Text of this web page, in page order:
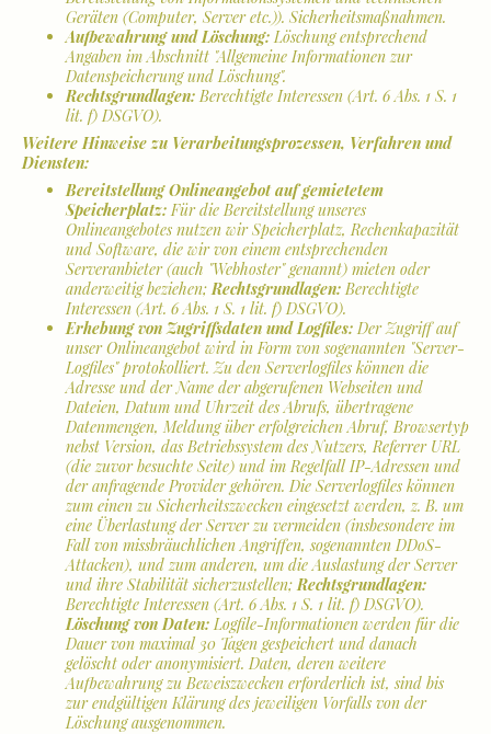
Geräten (Computer, Server etc.)). Sicherheitsmaßnahmen.
Aufbewahrung und Löschung: Löschung entsprechend
Angaben im Abschnitt "Allgemeine Informationen zur
Datenspeicherung und Löschung".
Rechtsgrundlagen: Berechtigte Interessen (Art. 6 Abs. 1 S. 1
lit. f) DSGVO).
Weitere Hinweise zu Verarbeitungsprozessen, Verfahren und
Diensten:
Bereitstellung Onlineangebot auf gemietetem
Speicherplatz: Für die Bereitstellung unseres
Onlineangebotes nutzen wir Speicherplatz, Rechenkapazität
und Software, die wir von einem entsprechenden
Serveranbieter (auch "Webhoster" genannt) mieten oder
anderweitig beziehen; Rechtsgrundlagen: Berechtigte
Interessen (Art. 6 Abs. 1 S. 1 lit. f) DSGVO).
Erhebung von Zugriffsdaten und Logfiles: Der Zugriff auf
unser Onlineangebot wird in Form von sogenannten "Server-
Logfiles" protokolliert. Zu den Serverlogfiles können die
Adresse und der Name der abgerufenen Webseiten und
Dateien, Datum und Uhrzeit des Abrufs, übertragene
Datenmengen, Meldung über erfolgreichen Abruf, Browsertyp
nebst Version, das Betriebssystem des Nutzers, Referrer URL
(die zuvor besuchte Seite) und im Regelfall IP-Adressen und
der anfragende Provider gehören. Die Serverlogfiles können
zum einen zu Sicherheitszwecken eingesetzt werden, z. B. um
eine Überlastung der Server zu vermeiden (insbesondere im
Fall von missbräuchlichen Angriffen, sogenannten DDoS-
Attacken), und zum anderen, um die Auslastung der Server
und ihre Stabilität sicherzustellen; Rechtsgrundlagen:
Berechtigte Interessen (Art. 6 Abs. 1 S. 1 lit. f) DSGVO).
Löschung von Daten: Logfile-Informationen werden für die
Dauer von maximal 30 Tagen gespeichert und danach
gelöscht oder anonymisiert. Daten, deren weitere
Aufbewahrung zu Beweiszwecken erforderlich ist, sind bis
zur endgültigen Klärung des jeweiligen Vorfalls von der
Löschung ausgenommen.